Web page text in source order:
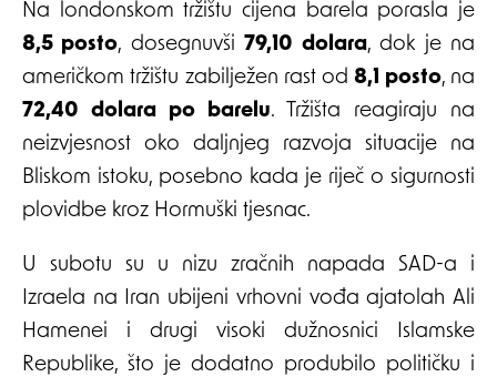
Na londonskom tržištu cijena barela porasla je
8,5 posto, dosegnuvši 79,10 dolara, dok je na
američkom tržištu zabilježen rast od8,1 posto, na
72,40 dolara po barelu. Tržišta reagiraju na
neizvjesnost oko daljnjeg razvoja situacije na
Bliskom istoku, posebno kada je riječ o sigurnosti
plovidbe kroz Hormuški tjesnac.
U subotu su u nizu zračnih napada SAD-a i
Izraela na Iran ubijeni vrhovni vođa ajatolah Ali
Hamenei i drugi visoki dužnosnici Islamske
Republike, što je dodatno produbilo političku i